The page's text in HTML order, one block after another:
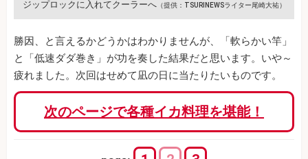
ジップロックに入れてクーラーへ（提供：TSURINEWSライター尾崎大祐）
勝因、と言えるかどうかはわかりませんが、「軟らかい竿」
と「低速ダダ巻き」が功を奏した結果だと思います。いや～
疲れました。次回はせめて凪の日に当たりたいものです。
次のページで各種イカ料理を堪能！